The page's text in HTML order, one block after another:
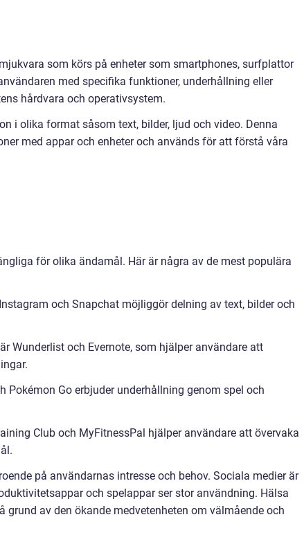
som körs på enheter som smartphones, surfplattor
med specifika funktioner, underhållning eller
hårdvara och operativsystem.
i olika format såsom text, bilder, ljud och video. Denna
med appar och enheter och används för att förstå våra
för olika ändamål. Här är några av de mest populära
och Snapchat möjliggör delning av text, bilder och
Wunderlist och Evernote, som hjälper användare att
Pokémon Go erbjuder underhållning genom spel och
Club och MyFitnessPal hjälper användare att övervaka
på användarnas intresse och behov. Sociala medier är
och spelappar ser stor användning. Hälsa
av den ökande medvetenheten om välmående och